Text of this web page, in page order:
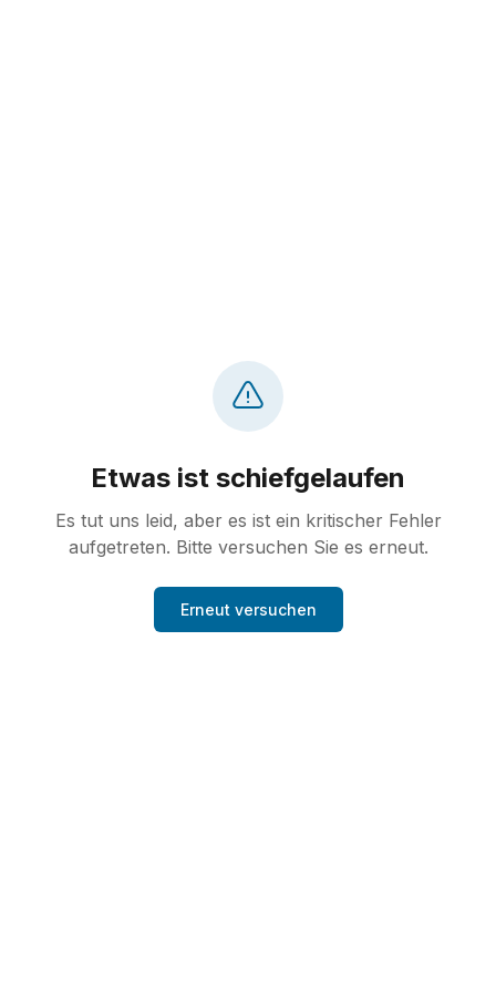
Etwas ist schiefgelaufen
Es tut uns leid, aber es ist ein kritischer Fehler
aufgetreten. Bitte versuchen Sie es erneut.
Erneut versuchen